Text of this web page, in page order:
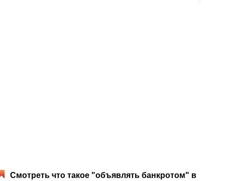
Смотреть что такое "объявлять банкротом" в